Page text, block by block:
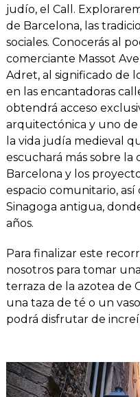
judío, el Call.
de Barcelona, las
sociales. Conocerás al
comerciante Massot
Adret, al significado de
en las encantadoras
obtendrá acceso
arquitectónica y uno de
la vida judía medieval
escuchará más sobre
Barcelona y los
espacio comunitario, así
Sinagoga antigua,
años.
Para finalizar este
nosotros para tomar
terraza de la azotea de
una taza de té o un
podrá disfrutar de